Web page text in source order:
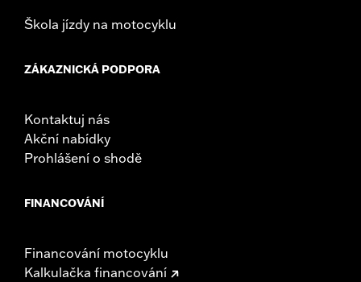
Škola jízdy na motocyklu
ZÁKAZNICKÁ PODPORA
Kontaktuj nás
Akční nabídky
Prohlášení o shodě
FINANCOVÁNÍ
Financování motocyklu
Kalkulačka financování